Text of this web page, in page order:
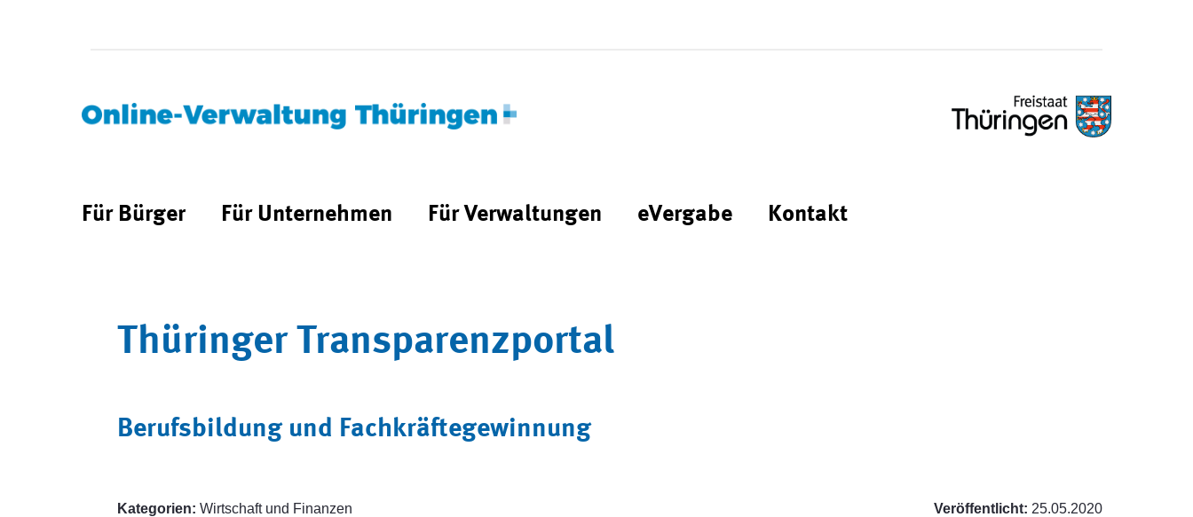
Für Bürger Für Unternehmen Für Verwaltungen eVergabe Kontakt
Thüringer Transparenzportal
Berufsbildung und Fachkräftegewinnung
Kategorien: Wirtschaft und Finanzen
Veröffentlicht: 25.05.2020